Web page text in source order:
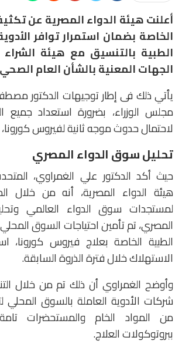
أعلنت هيئة الدواء المصرية عن
الخاصة بضمان استمرار توافر
الطبية بالتنسيق مع هيئة
الجهات المعنية بالشأن العام
يأتي ذلك فى إطار توجيهات الدكتور
مجلس الوزراء، بضرورة استعداد جميع
لاحتمال حدوث موجه ثانية لفيروس كورونا،
تحليل سوق الدواء المصري
حيث أكد الدكتور علي الغمراوي،
هيئة الدواء المصرية، أنه من خلال
لمستجدات سوق الدواء العالمي
المصري، تم تأمين احتياجات السوق
الطبية الخاصة بعلاج فيروس كورونا،
الاستهلاك خلال فترة الذروة السابقة.
وأوضح الغمراوي أن ذلك تم من خلال
شركات الأدوية العاملة بالسوق المحلي
من المواد الخام والمستحضرات
ببروتوكولات العلاج.